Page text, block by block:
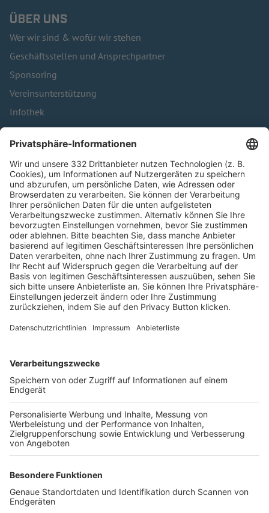
ÜBER UNS
Wer wir sind & wofür wir stehen
Geschäftsstellen und Ansprechpartner
Sponsoring
Vereinsunterstützung
Infothek
Kontakt
HÄUFIG BESUCHTE SEITEN
Pässe und Vereinswechsel
Trainerausbildung
Schulungsangebot Vereinsmitarbeiter
BFV-Geschäftsstellen
Trainerbörse
Login SpielPlus
FOLGE DEM BFV
TOP-VEREINE
TOP-PARTNER